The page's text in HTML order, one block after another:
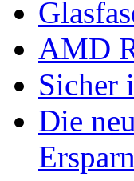
AMD
Sicher
Die